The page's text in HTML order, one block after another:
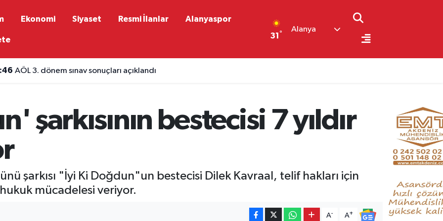
Ekonomi Siyaset Resmi İlanlar Alanyaspor
31 °
Alanya
AÖL 3. dönem sınav sonuçları açıklandı
şarkısının bestecisi 7 yıldır
şarkısı "İyi Ki Doğdun"un bestecisi Dilek Kavraal, telif hakları için
mücadelesi veriyor.
A- A+